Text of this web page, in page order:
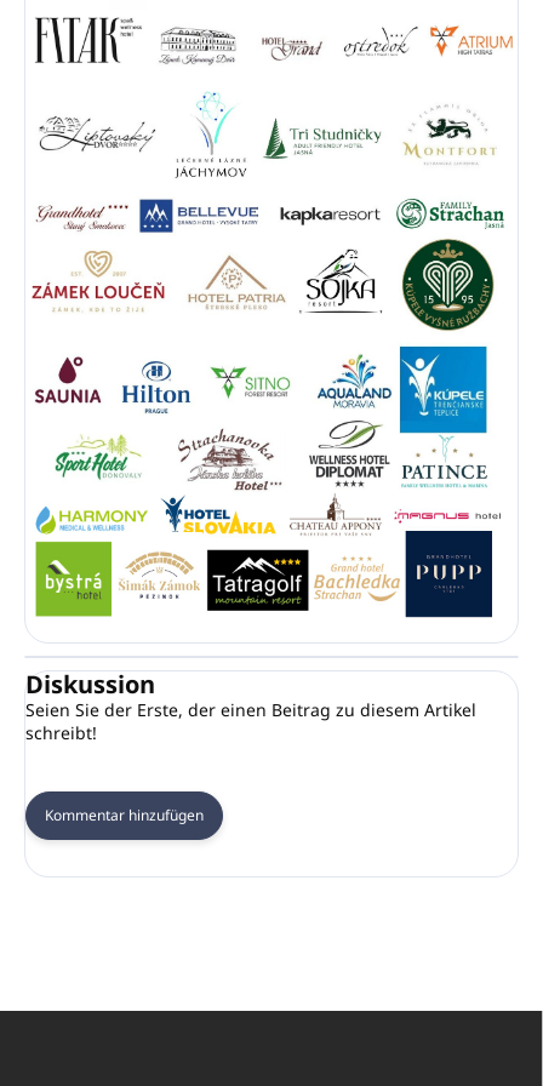
Diskussion
Seien Sie der Erste, der einen Beitrag zu diesem Artikel
schreibt!
Kommentar hinzufügen